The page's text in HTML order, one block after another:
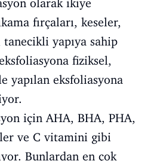
olarak ikiye
fırçaları, keseler,
yapıya sahip
fiziksel,
yapılan eksfoliasyona
için AHA, BHA, PHA,
ve C vitamini gibi
Bunlardan en çok